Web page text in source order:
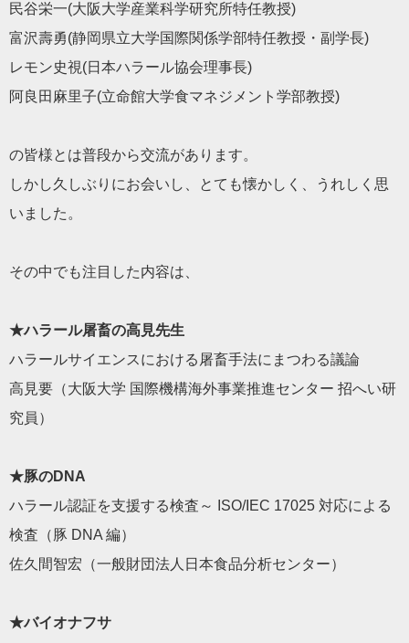
民谷栄一(大阪大学産業科学研究所特任教授)
富沢壽勇(静岡県立大学国際関係学部特任教授・副学長)
レモン史視(日本ハラール協会理事長)
阿良田麻里子(立命館大学食マネジメント学部教授)
の皆様とは普段から交流があります。
しかし久しぶりにお会いし、とても懐かしく、うれしく思
いました 。
その中でも注目した内容は、
★ハラール屠畜の高見先生
ハラールサイエンスにおける屠畜手法にまつわる議論
高見要（大阪大学 国際機構海外事業推進センター 招へい研
究員）
★豚のDNA
ハラール認証を支援する検査～ ISO/IEC 17025 対応による
検査（豚 DNA 編）
佐久間智宏（一般財団法人日本食品分析センター）
★バイオナフサ